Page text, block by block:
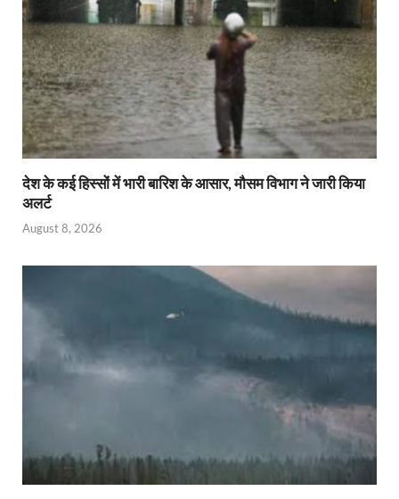
देश के कई हिस्सों में भारी बारिश के आसार, मौसम विभाग ने जारी किया
अलर्ट
August 8, 2026